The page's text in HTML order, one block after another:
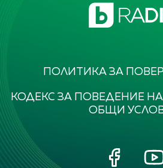
ПОЛИТИКА ЗА
КОДЕКС ЗА ПОВЕДЕНИЕ
ОБЩИ